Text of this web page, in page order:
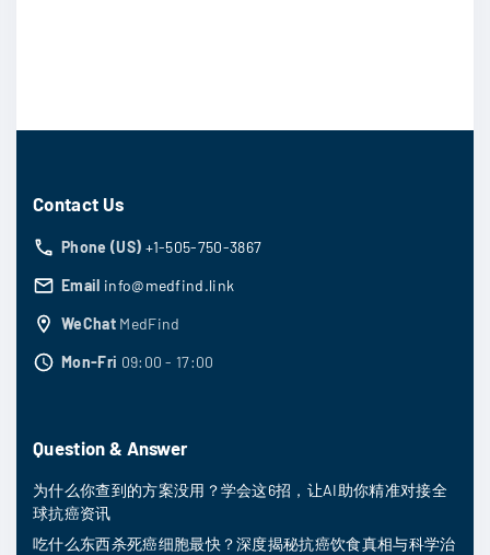
Contact Us
Phone (US) +1-505-750-3867
Email info@medfind.link
WeChat MedFind
Mon-Fri 09:00 - 17:00
Question & Answer
为什么你查到的方案没用？学会这6招，让AI助你精准对接全
球抗癌资讯
吃什么东西杀死癌细胞最快？深度揭秘抗癌饮食真相与科学治